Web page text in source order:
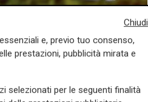
2024
06/09/2024
Chiudi
e, previo tuo consenso,
prestazioni, pubblicità mirata e
selezionati per le seguenti finalità